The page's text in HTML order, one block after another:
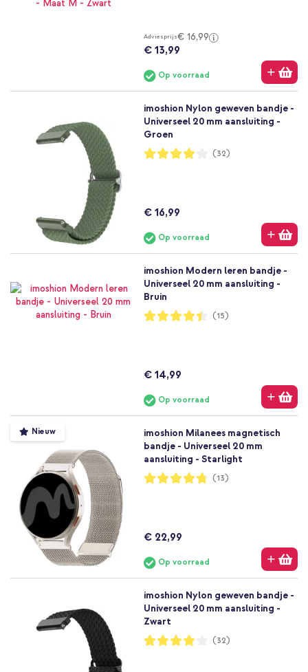
Adviesprijs€ 16,99
€ 13,99
Op voorraad
imoshion Nylon geweven bandje -
Universeel 20 mm aansluiting -
Groen
Waardering:
81%
(32)
€ 16,99
Op voorraad
imoshion Modern leren bandje -
Universeel 20 mm aansluiting -
Bruin
Waardering:
88%
(15)
€ 14,99
Op voorraad
Nieuw
imoshion Milanees magnetisch
bandje - Universeel 20 mm
aansluiting - Starlight
Waardering:
95%
(13)
€ 22,99
Op voorraad
imoshion Nylon geweven bandje -
Universeel 20 mm aansluiting -
Zwart
Waardering:
81%
(32)